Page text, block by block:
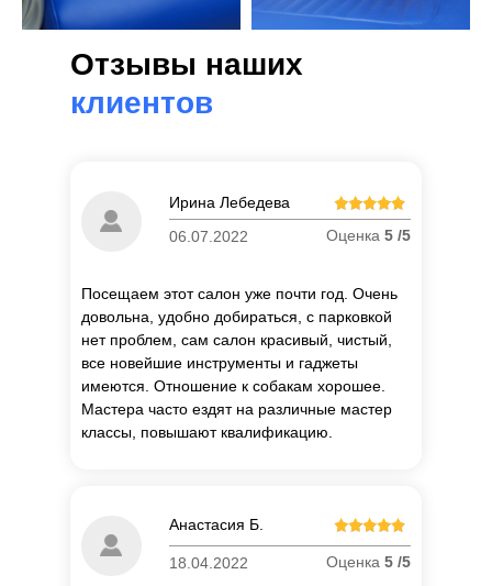
Отзывы наших
клиентов
Ирина Лебедева
06.07.2022
Оценка 5 /5
Посещаем этот салон уже почти год. Очень
довольна, удобно добираться, с парковкой
нет проблем, сам салон красивый, чистый,
все новейшие инструменты и гаджеты
имеются. Отношение к собакам хорошее.
Мастера часто ездят на различные мастер
классы, повышают квалификацию.
Анастасия Б.
18.04.2022 Оценка 5 /5